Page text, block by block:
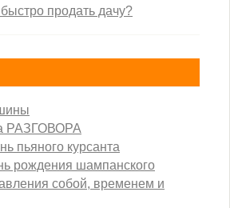
продать дачу?
РАЗГОВОРА
пьяного курсанта
рождения шампанского
собой, временем и